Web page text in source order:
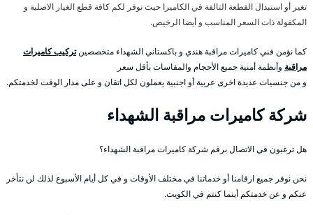
تغير أو استبدال القطعة التالفة في الكاميرا حيث نوفر لكم كافة قطع الغيار الاصلية و
المكفولة ذات السعر المناسب و أيضا الرخيص.
كما نؤمن فني كاميرات مراقبة هندي و باكستاني الشهداء متخصصينتركيب كاميرات
مراقبة وأنظمة أمنية جميع الأحجام والمقاسات بأقل سعر
و من جنسيات عديدة اخرى عربية أو اجنبية يعملون لكل اتقان و على مدار الوقت لخدمتكم.
شركة كاميرات مراقبة الشهداء
هل ترغبون في الاتصال برقم شركة كاميرات مراقبة الشهداء؟
نحن نوفر جميع ارقامنا أو خدماتنا في مختلف الأوقات و في كل أيام الأسبوع لذلك لن نتأخر
عنكم و عن خدمتكم أينما كنتم في الكويت.